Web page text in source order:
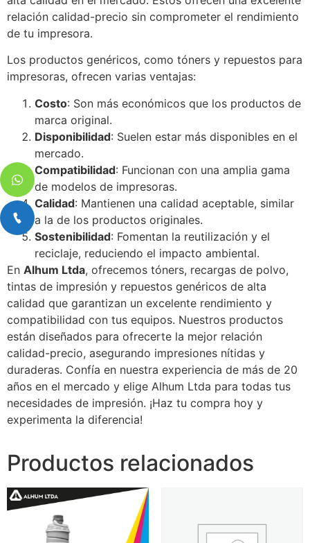
relación calidad-precio sin comprometer el rendimiento
de tu impresora.
Los productos genéricos, como tóners y repuestos para
impresoras, ofrecen varias ventajas:
Costo: Son más económicos que los productos de
marca original.
Disponibilidad: Suelen estar más disponibles en el
mercado.
Compatibilidad: Funcionan con una amplia gama
de modelos de impresoras.
Calidad: Mantienen una calidad aceptable, similar
a la de los productos originales.
Sostenibilidad: Fomentan la reutilización y el
reciclaje, reduciendo el impacto ambiental.
En Alhum Ltda, ofrecemos tóners, recargas de polvo,
tintas de impresión y repuestos genéricos de alta
calidad que garantizan un excelente rendimiento y
compatibilidad con tus equipos. Nuestros productos
están diseñados para ofrecerte la mejor relación
calidad-precio, asegurando impresiones nítidas y
duraderas. Confía en nuestra experiencia de más de 20
años en el mercado y elige Alhum Ltda para todas tus
necesidades de impresión. ¡Haz tu compra hoy y
experimenta la diferencia!
Productos relacionados